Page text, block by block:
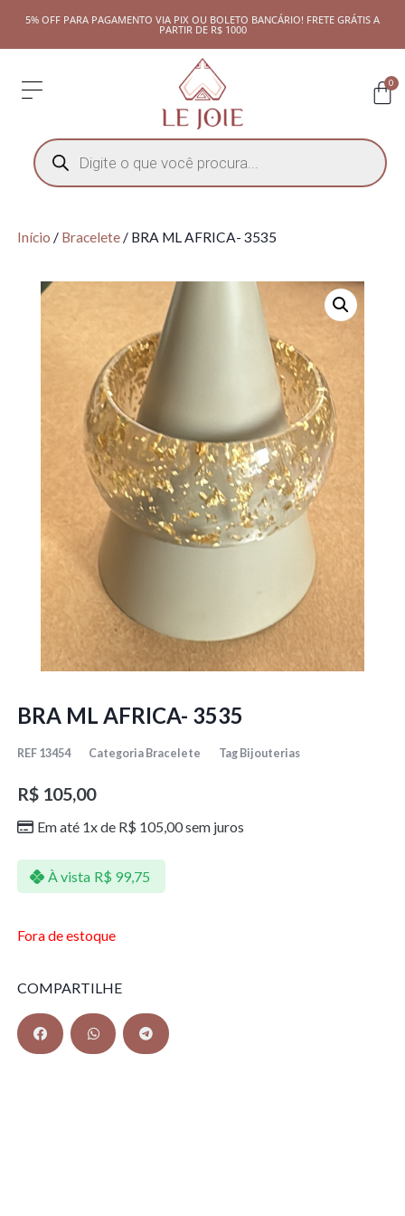
5% OFF PARA PAGAMENTO VIA PIX OU BOLETO BANCÁRIO! FRETE GRÁTIS A
PARTIR DE R$ 1000
0
Início / Bracelete/ BRA ML AFRICA- 3535
BRA ML AFRICA- 3535
REF 13454 Categoria Bracelete Tag Bijouterias
R$105,00
Em até 1x de R$ 105,00sem juros
À vista R$ 99,75
Fora de estoque
COMPARTILHE